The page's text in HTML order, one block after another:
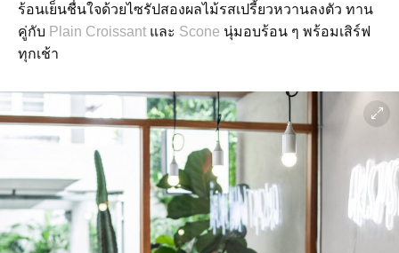
ร้อนเย็นชื่นใจด้วยไซรัปสองผลไม้รสเปรี้ยวหวานลงตัว ทาน
คู่กับ Plain Croissant และ Scone นุ่มอบร้อน ๆ พร้อมเสิร์ฟ
ทุกเช้า